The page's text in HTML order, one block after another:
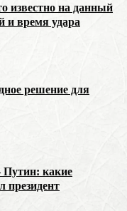
известно на данный
и время удара
решение для
какие
президент